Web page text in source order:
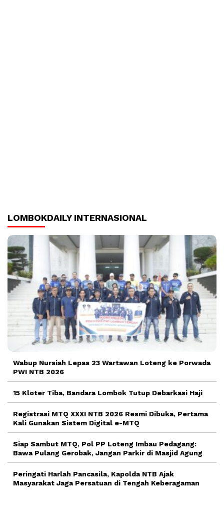
LOMBOKDAILY INTERNASIONAL
Wabup Nursiah Lepas 23 Wartawan Loteng ke Porwada
PWI NTB 2026
15 Kloter Tiba, Bandara Lombok Tutup Debarkasi Haji
Registrasi MTQ XXXI NTB 2026 Resmi Dibuka, Pertama
Kali Gunakan Sistem Digital e-MTQ
Siap Sambut MTQ, Pol PP Loteng Imbau Pedagang:
Bawa Pulang Gerobak, Jangan Parkir di Masjid Agung
Peringati Harlah Pancasila, Kapolda NTB Ajak
Masyarakat Jaga Persatuan di Tengah Keberagaman